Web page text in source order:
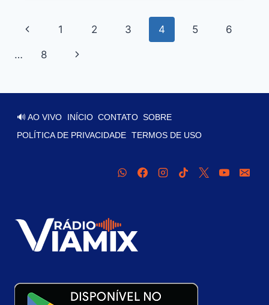
1 2 3 4 5 6
… 8
🔊 AO VIVO INÍCIO CONTATO SOBRE
POLÍTICA DE PRIVACIDADE TERMOS DE USO